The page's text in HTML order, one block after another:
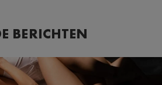
BERICHTEN